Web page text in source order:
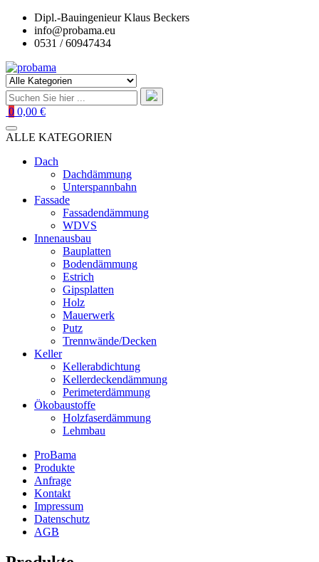
Zum
Inhalt
springen
Dipl.-Bauingenieur Klaus Beckers
info@probama.eu
0531 / 60947434
0 0,00 €
ALLE KATEGORIEN
Dach
Dachdämmung
Unterspannbahn
Fassade
Fassadendämmung
WDVS
Innenausbau
Bauplatten
Bodendämmung
Estrich
Gipsplatten
Holz
Mauerwerk
Putz
Trennwände/Decken
Keller
Kellerabdichtung
Kellerdeckendämmung
Perimeterdämmung
Ökobaustoffe
Holzfaserdämmung
Lehmbau
ProBama
Produkte
Anfrage
Kontakt
Impressum
Datenschutz
AGB